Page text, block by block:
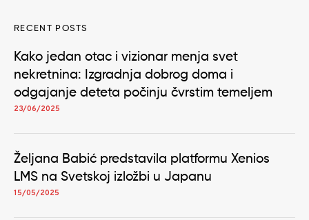
RECENT POSTS
Kako jedan otac i vizionar menja svet
nekretnina: Izgradnja dobrog doma i
odgajanje deteta počinju čvrstim temeljem
23/06/2025
Željana Babić predstavila platformu Xenios
LMS na Svetskoj izložbi u Japanu
15/05/2025